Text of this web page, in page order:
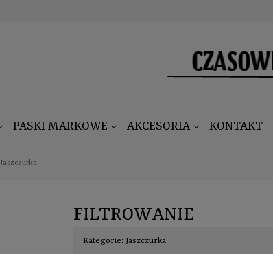
PASKI MARKOWE AKCESORIA KONTAKT
Jaszczurka
FILTROWANIE
Kategorie: Jaszczurka